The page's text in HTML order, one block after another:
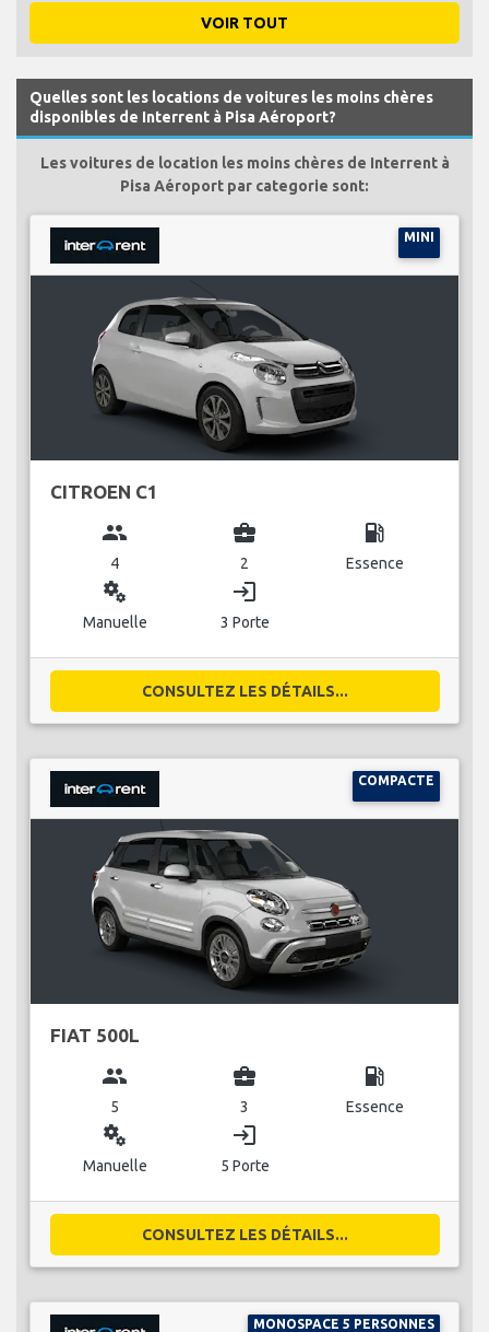
VOIR TOUT
Quelles sont les locations de voitures les moins chères
disponibles de Interrent à Pisa Aéroport?
Les voitures de location les moins chères de Interrent à
Pisa Aéroport par categorie sont:
MINI
CITROEN C1
group
4
business_center
2
local_gas_station
Essence
miscellaneous_services
Manuelle
login
3 Porte
CONSULTEZ LES DÉTAILS...
COMPACTE
FIAT 500L
group
5
business_center
3
local_gas_station
Essence
miscellaneous_services
Manuelle
login
5 Porte
CONSULTEZ LES DÉTAILS...
MONOSPACE 5 PERSONNES